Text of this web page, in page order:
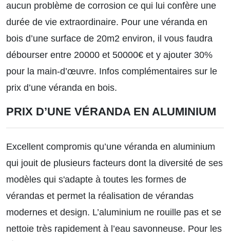
aucun problème de corrosion ce qui lui confère une
durée de vie extraordinaire. Pour une véranda en
bois d’une surface de 20m2 environ, il vous faudra
débourser entre 20000 et 50000€ et y ajouter 30%
pour la main-d’œuvre. Infos complémentaires sur le
prix d’une véranda en bois.
PRIX D’UNE VÉRANDA EN ALUMINIUM
Excellent compromis qu’une véranda en aluminium
qui jouit de plusieurs facteurs dont la diversité de ses
modèles qui s'adapte à toutes les formes de
vérandas et permet la réalisation de vérandas
modernes et design. L’aluminium ne rouille pas et se
nettoie très rapidement à l’eau savonneuse. Pour les